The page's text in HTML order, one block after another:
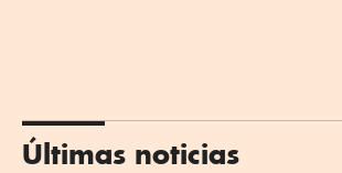
Últimas noticias